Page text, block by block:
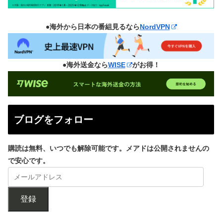
●海外から日本の番組見るならNordVPN
●海外送金ならWISE がお得！
ブログをフォロー
購読は無料、いつでも解除可能です。メアドは公開されませんの
で安心です。
登録